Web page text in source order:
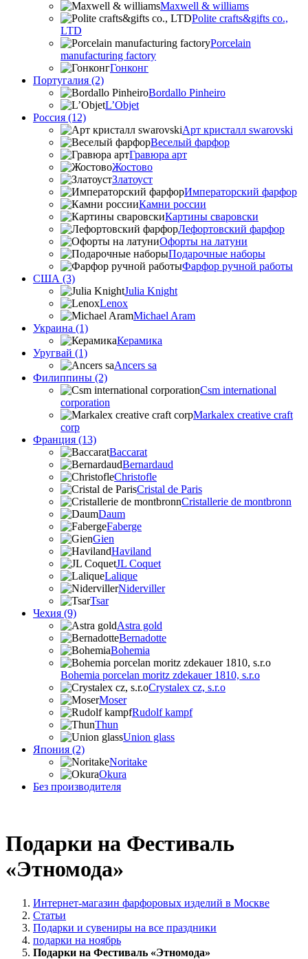
Maxwell & williams
Polite crafts&gifts co.,
LTD
Porcelain
manufacturing factory
Гонконг
Португалия (2)
Bordallo Pinheiro
L’Objet
Россия (12)
Арт кристалл swarovski
Веселый фарфор
Гравюра арт
Жостово
Златоуст
Императорский фарфор
Камни россии
Картины сваровски
Лефортовский фарфор
Офорты на латуни
Подарочные наборы
Фарфор ручной работы
США (3)
Julia Knight
Lenox
Michael Aram
Украина (1)
Керамика
Уругвай (1)
Ancers sa
Филиппины (2)
Csm international
corporation
Markalex creative craft
corp
Франция (13)
Baccarat
Bernardaud
Christofle
Cristal de Paris
Cristallerie de montbronn
Daum
Faberge
Gien
Haviland
JL Coquet
Lalique
Niderviller
Tsar
Чехия (9)
Astra gold
Bernadotte
Bohemia
Bohemia porcelan moritz zdekauer 1810, s.r.o
Crystalex cz, s.r.o
Moser
Rudolf kampf
Thun
Union glass
Япония (2)
Noritake
Okura
Без производителя
Подарки на Фестиваль
«Этномода»
Интернет-магазин фарфоровых изделий в Москве
Статьи
Подарки и сувениры на все праздники
подарки на ноябрь
Подарки на Фестиваль «Этномода»